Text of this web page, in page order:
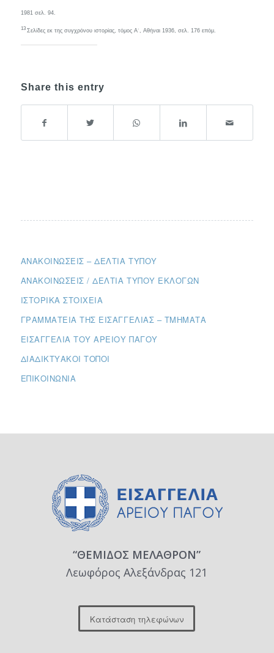
1981 σελ. 94.
13 Σελίδες εκ της συγχρόνου ιστορίας, τόμος Α΄, Αθήναι 1936, σελ. 176 επόμ.
Share this entry
ΑΝΑΚΟΙΝΏΣΕΙΣ – ΔΕΛΤΊΑ ΤΎΠΟΥ
ΑΝΑΚΟΙΝΏΣΕΙΣ / ΔΕΛΤΊΑ ΤΎΠΟΥ ΕΚΛΟΓΏΝ
ΙΣΤΟΡΙΚΆ ΣΤΟΙΧΕΊΑ
ΓΡΑΜΜΑΤΕΊΑ ΤΗΣ ΕΙΣΑΓΓΕΛΊΑΣ – ΤΜΉΜΑΤΑ
ΕΙΣΑΓΓΕΛΊΑ ΤΟΥ ΑΡΕΊΟΥ ΠΆΓΟΥ
ΔΙΑΔΙΚΤΥΑΚΟΊ ΤΌΠΟΙ
ΕΠΙΚΟΙΝΩΝΊΑ
“ΘΕΜΙΔΟΣ ΜΕΛΑΘΡΟΝ”
Λεωφόρος Αλεξάνδρας 121
Κατάσταση τηλεφώνων